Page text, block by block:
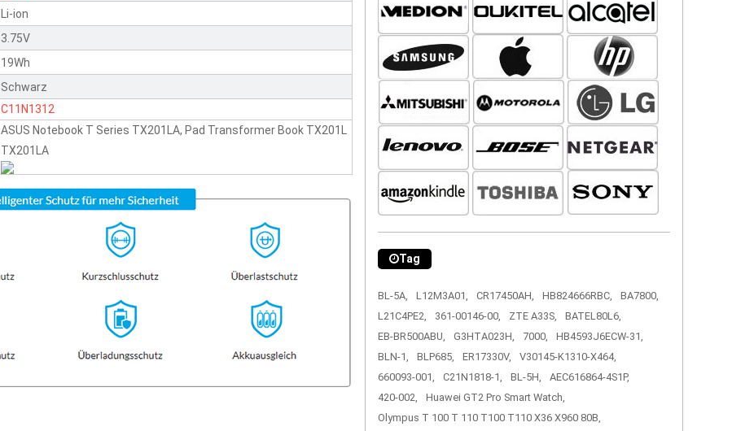
Li-ion
3.75V
19Wh
Schwarz
C11N1312
ASUS Notebook T Series TX201LA, Pad Transformer Book TX201L
TX201LA
Tag
BL-5A, L12M3A01, CR17450AH, HB824666RBC,
BA7800,
L21C4PE2,
361-00146-00, ZTE A33S,
BATEL80L6,
EB-BR500ABU,
G3HTA023H, 7000,
HB4593J6ECW-31,
BLN-1,
BLP685, ER17330V,
V30145-K1310-X464,
660093-001,
C21N1818-1, BL-5H,
AEC616864-4S1P,
420-002,
Huawei GT2 Pro Smart Watch,
Olympus T 100 T 110 T100 T110 X36 X960 80B,